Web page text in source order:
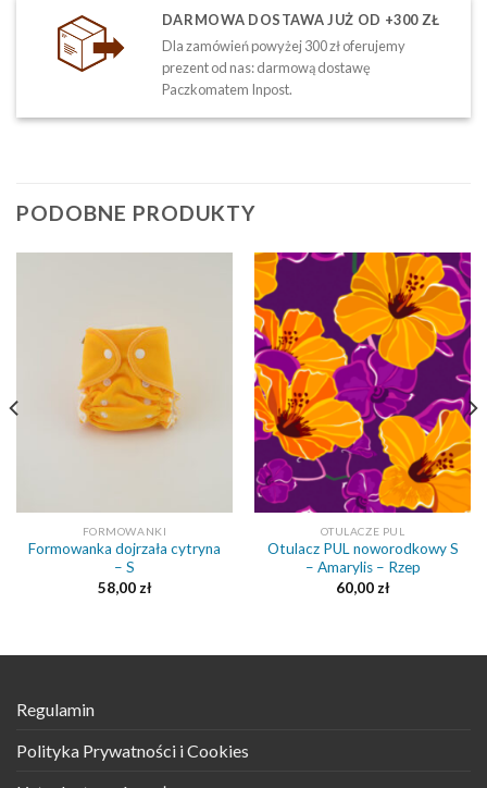
DARMOWA DOSTAWA JUŻ OD +300 ZŁ
Dla zamówień powyżej 300 zł oferujemy
prezent od nas: darmową dostawę
Paczkomatem Inpost.
PODOBNE PRODUKTY
FORMOWANKI
Formowanka dojrzała cytryna
– S
58,00 zł
OTULACZE PUL
Otulacz PUL noworodkowy S
– Amarylis – Rzep
60,00 zł
Regulamin
Polityka Prywatności i Cookies